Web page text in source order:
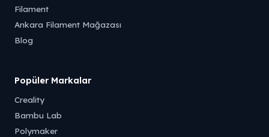
Filament
Ankara Filament Mağazası
Blog
Popüler Markalar
Creality
Bambu Lab
Polymaker